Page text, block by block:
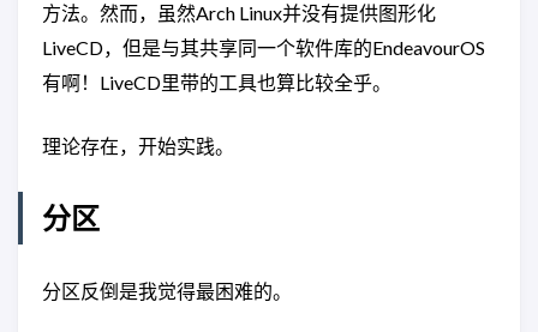
方法。然而，虽然Arch Linux并没有提供图形化
LiveCD，但是与其共享同一个软件库的EndeavourOS
有啊！LiveCD里带的工具也算比较全乎。
理论存在，开始实践。
分区
分区反倒是我觉得最困难的。